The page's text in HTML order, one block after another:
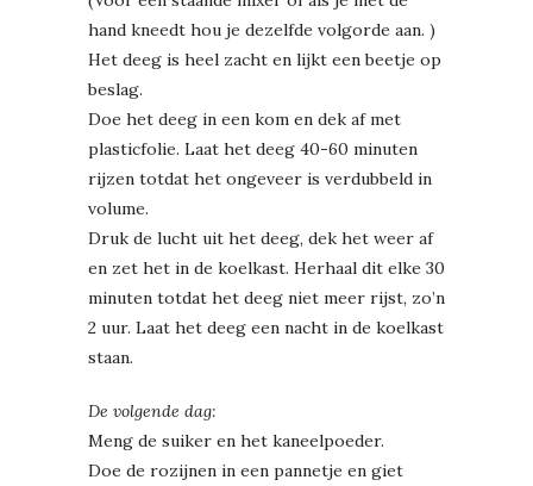
hand kneedt hou je dezelfde volgorde aan. )
Het deeg is heel zacht en lijkt een beetje op
beslag.
Doe het deeg in een kom en dek af met
plasticfolie. Laat het deeg 40-60 minuten
rijzen totdat het ongeveer is verdubbeld in
volume.
Druk de lucht uit het deeg, dek het weer af
en zet het in de koelkast. Herhaal dit elke 30
minuten totdat het deeg niet meer rijst, zo’n
2 uur. Laat het deeg een nacht in de koelkast
staan.
De volgende dag:
Meng de suiker en het kaneelpoeder.
Doe de rozijnen in een pannetje en giet